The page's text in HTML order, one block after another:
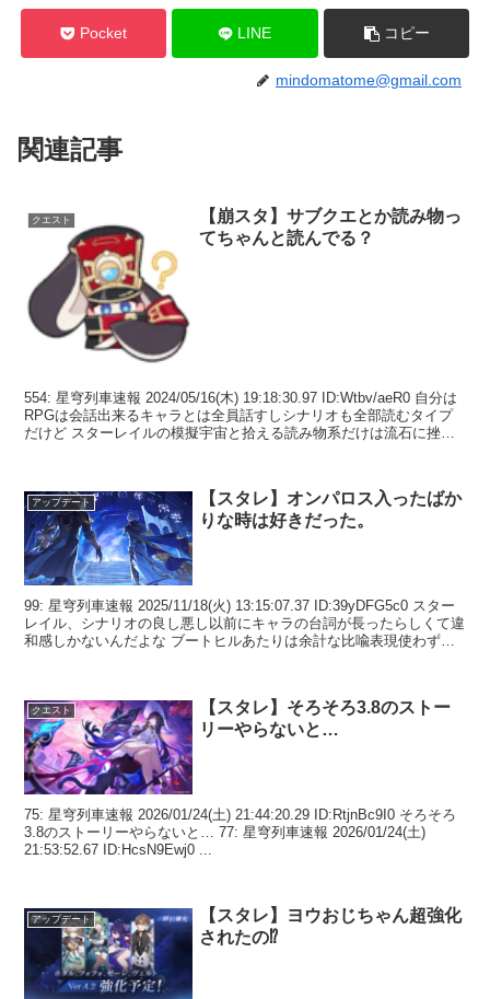
Pocket LINE コピー
mindomatome@gmail.com
関連記事
クエスト
【崩スタ】サブクエとか読み物っ
てちゃんと読んでる？
554: 星穹列車速報 2024/05/16(木) 19:18:30.97 ID:Wtbv/aeR0 自分は
RPGは会話出来るキャラとは全員話すしシナリオも全部読むタイプ
だけど スターレイルの模擬宇宙と拾える読み物系だけは流石に挫折
アップデート
【スタレ】オンパロス入ったばか
りな時は好きだった。
99: 星穹列車速報 2025/11/18(火) 13:15:07.37 ID:39yDFG5c0 スター
レイル、シナリオの良し悪し以前にキャラの台詞が長ったらしくて違
和感しかないんだよな ブートヒルあたりは余計な比喩表現使わず直
クエスト
【スタレ】そろそろ3.8のストー
リーやらないと…
75: 星穹列車速報 2026/01/24(土) 21:44:20.29 ID:RtjnBc9I0 そろそろ
3.8のストーリーやらないと… 77: 星穹列車速報 2026/01/24(土)
21:53:52.67 ID:HcsN9Ewj0 ...
アップデート
【スタレ】ヨウおじちゃん超強化
されたの⁉